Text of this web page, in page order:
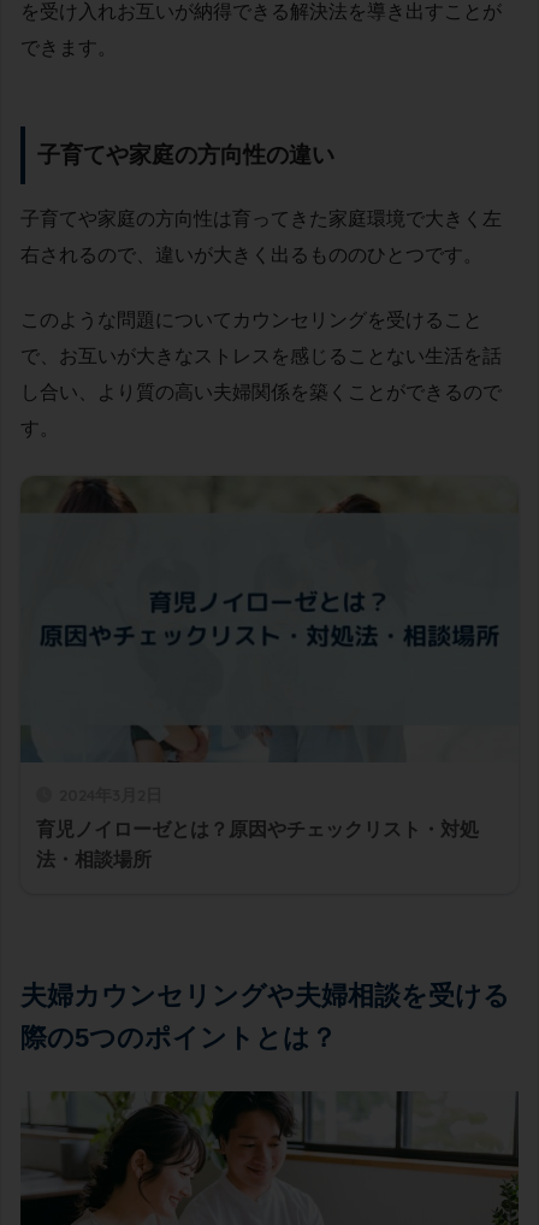
を受け入れお互いが納得できる解決法を導き出すことが
できます。
子育てや家庭の方向性の違い
子育てや家庭の方向性は育ってきた家庭環境で大きく左
右されるので、違いが大きく出るもののひとつです。
このような問題についてカウンセリングを受けること
で、お互いが大きなストレスを感じることない生活を話
し合い、
より質の高い夫婦関係を築くことができるので
す。
育児ノイローゼとは？原因やチェックリスト・対処
法・相談場所
夫婦カウンセリングや夫婦相談を受ける
際の5つのポイントとは？